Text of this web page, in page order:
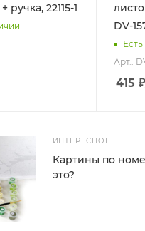
ручка, 22115-1
DV-
Арт.:
415 ₽
ИНТЕРЕСНОЕ
Картины по
это?